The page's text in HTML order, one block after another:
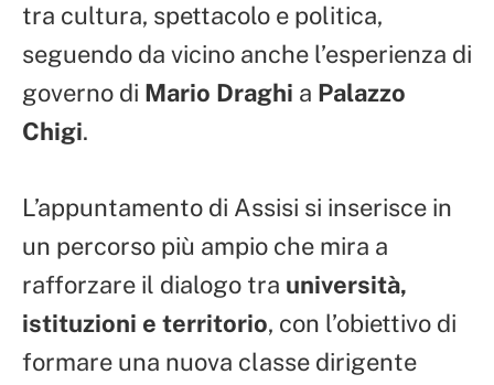
tra cultura, spettacolo e politica,
seguendo da vicino anche l’esperienza di
governo di Mario Draghi a Palazzo
Chigi.
L’appuntamento di Assisi si inserisce in
un percorso più ampio che mira a
rafforzare il dialogo tra università,
istituzioni e territorio, con l’obiettivo di
formare una nuova classe dirigente